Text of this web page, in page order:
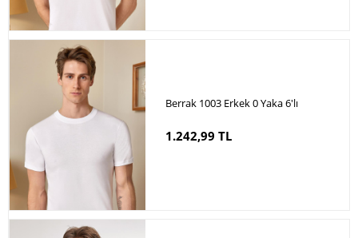
Berrak 1003 Erkek 0 Yaka 6'lı
1.242,99 TL